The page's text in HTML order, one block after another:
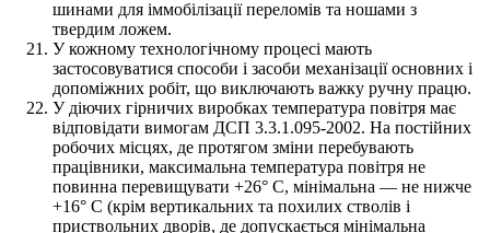
шинами для іммобілізації переломів та ношами з
твердим ложем.
У кожному технологічному процесі мають
застосовуватися способи і засоби механізації основних і
допоміжних робіт, що виключають важку ручну працю.
У діючих гірничих виробках температура повітря має
відповідати вимогам ДСП 3.3.1.095-2002. На постійних
робочих місцях, де протягом зміни перебувають
працівники, максимальна температура повітря не
повинна перевищувати +26° C, мінімальна — не нижче
+16° C (крім вертикальних та похилих стволів і
приствольних дворів, де допускається мінімальна